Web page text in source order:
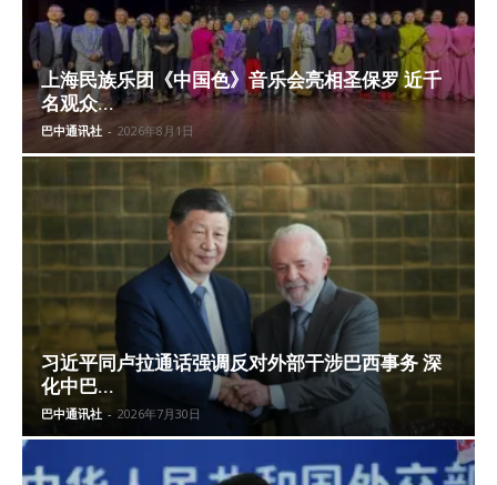
上海民族乐团《中国色》音乐会亮相圣保罗 近千
名观众...
巴中通讯社 - 2026年8月1日
习近平同卢拉通话强调反对外部干涉巴西事务 深
化中巴...
巴中通讯社 - 2026年7月30日